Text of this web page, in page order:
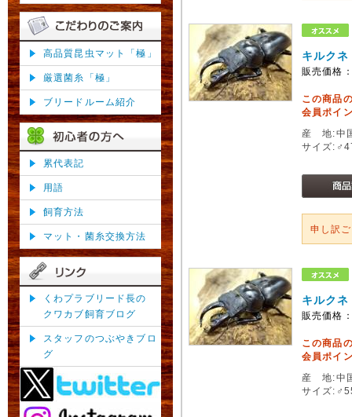
高品質昆虫マット「極」
厳選菌糸「極」
ブリードルーム紹介
累代表記
用語
飼育方法
マット・菌糸交換方法
くわプラブリード長の
クワカブ飼育ブログ
スタッフのつぶやきブロ
グ
キルク
販売価格
この商品
会員ポイ
産 地:中
サイズ
申し訳
キルク
販売価格
この商品
会員ポイ
産 地:中
サイズ